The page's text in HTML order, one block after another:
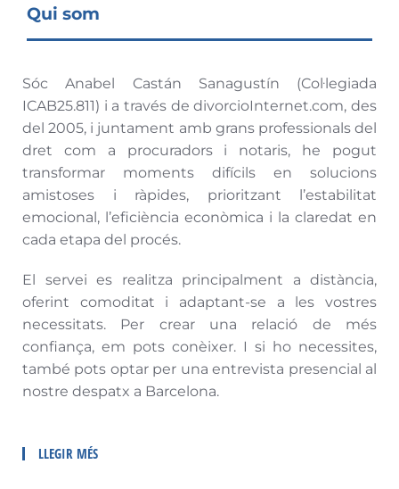
Qui som
Sóc Anabel Castán Sanagustín (Col·legiada
ICAB25.811) i a través de divorcioInternet.com, des
del 2005, i juntament amb grans professionals del
dret com a procuradors i notaris, he pogut
transformar moments difícils en solucions
amistoses i ràpides, prioritzant l’estabilitat
emocional, l’eficiència econòmica i la claredat en
cada etapa del procés.
El servei es realitza principalment a distància,
oferint comoditat i adaptant-se a les vostres
necessitats. Per crear una relació de més
confiança, em pots conèixer. I si ho necessites,
també pots optar per una entrevista presencial al
nostre despatx a Barcelona.
LLEGIR MÉS